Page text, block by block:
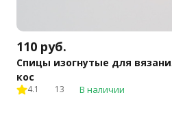
110 руб.
Спицы изогнутые для
кос
4.1 13 В наличии